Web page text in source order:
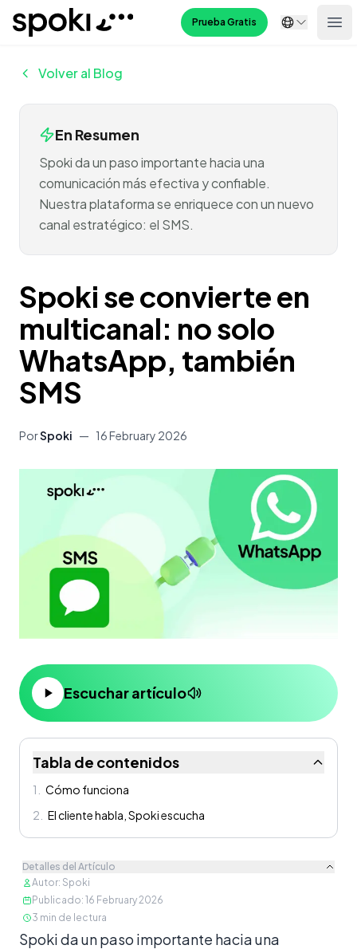
Spoki Prueba Gratis
Volver al Blog
En Resumen
Spoki da un paso importante hacia una
comunicación más efectiva y confiable.
Nuestra plataforma se enriquece con un nuevo
canal estratégico: el SMS.
Spoki se convierte en
multicanal: no solo
WhatsApp, también
SMS
PorSpoki — 16 February 2026
Escuchar artículo
Tabla de contenidos
1
Cómo funciona
2
El cliente habla, Spoki escucha
Detalles del Artículo
Autor: Spoki
Publicado: 16 February 2026
3 min de lectura
Contenido
Spoki da un paso importante hacia una